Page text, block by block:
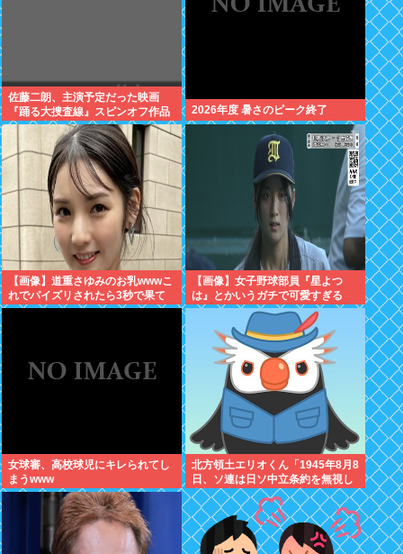
佐藤二朗、主演予定だった映画
『踊る大捜査線』スピンオフ作品
の撮影中止
2026年度 暑さのピーク終了
【画像】道重さゆみのお乳wwwこ
れでパイズリされたら3秒で果て
るだろ
【画像】女子野球部員『星よつ
は』とかいうガチで可愛すぎる
JKwww
女球審、高校球児にキレられてし
まうwww
北方領土エリオくん「1945年8月8
日、ソ連は日ソ中立条約を無視し
宣戦布告、翌9日に日本への侵攻
を開始したぜ！」